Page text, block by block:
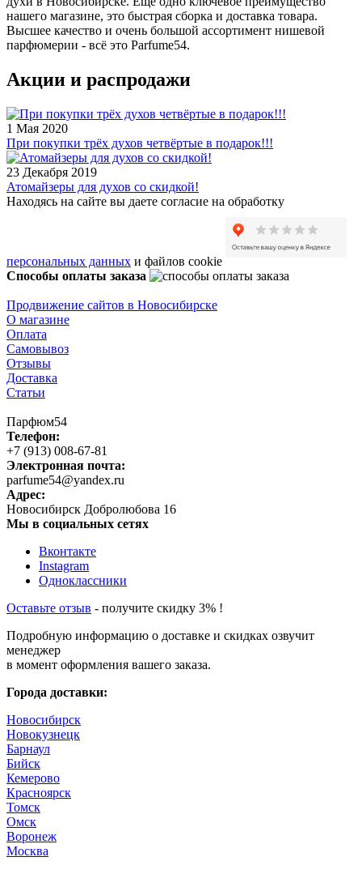
нашего магазине, это быстрая сборка и доставка товара.
Высшее качество и очень большой ассортимент нишевой
парфюмерии - всё это Parfume54.
Акции и распродажи
1 Мая 2020
При покупки трёх духов четвёртые в подарок!!!
23 Декабря 2019
Атомайзеры для духов со скидкой!
Находясь на сайте вы даете согласие на обработку
персональных данных и файлов cookie
Способы оплаты заказа
Продвижение сайтов в Новосибирске
О магазине
Оплата
Самовывоз
Отзывы
Доставка
Статьи
Парфюм54
Телефон:
+7 (913) 008-67-81
Электронная почта:
parfume54@yandex.ru
Адрес:
Новосибирск Добролюбова 16
Мы в социальных сетях
Вконтакте
Instagram
Одноклассники
Оставьте отзыв - получите скидку 3% !
Подробную информацию о доставке и скидках озвучит
менеджер
в момент оформления вашего заказа.
Города доставки:
Новосибирск
Новокузнецк
Барнаул
Бийск
Кемерово
Красноярск
Томск
Омск
Воронеж
Москва